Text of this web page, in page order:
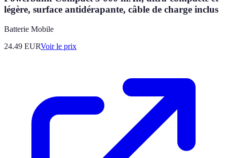
légère, surface antidérapante, câble de charge inclus
Batterie Mobile
24.49 EURVoir le prix